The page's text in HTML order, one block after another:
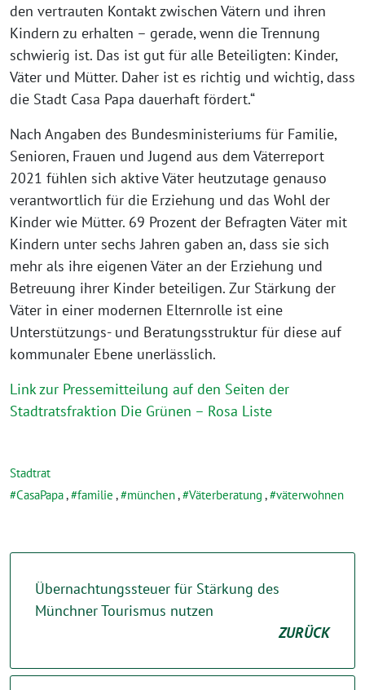
den vertrauten Kontakt zwischen Vätern und ihren
Kindern zu erhalten – gerade, wenn die Trennung
schwierig ist. Das ist gut für alle Beteiligten: Kinder,
Väter und Mütter. Daher ist es richtig und wichtig, dass
die Stadt Casa Papa dauerhaft fördert.“
Nach Angaben des Bundesministeriums für Familie,
Senioren, Frauen und Jugend aus dem Väterreport
2021 fühlen sich aktive Väter heutzutage genauso
verantwortlich für die Erziehung und das Wohl der
Kinder wie Mütter. 69 Prozent der Befragten Väter mit
Kindern unter sechs Jahren gaben an, dass sie sich
mehr als ihre eigenen Väter an der Erziehung und
Betreuung ihrer Kinder beteiligen. Zur Stärkung der
Väter in einer modernen Elternrolle ist eine
Unterstützungs- und Beratungsstruktur für diese auf
kommunaler Ebene unerlässlich.
Link zur Pressemitteilung auf den Seiten der
Stadtratsfraktion Die Grünen – Rosa Liste
Stadtrat
CasaPapa, familie , münchen, Väterberatung , väterwohnen
Übernachtungssteuer für Stärkung des
Münchner Tourismus nutzen
ZURÜCK